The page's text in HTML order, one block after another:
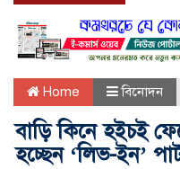
Home বিনোদন
বাড়ি কিনে হইচই
হচ্ছেন ‘লিভ-ইন’